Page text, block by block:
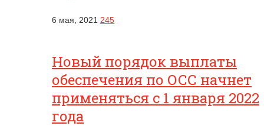
6 мая, 2021 245
Новый порядок выплаты
обеспечения по ОСС начнет
применяться с 1 января 2022
года